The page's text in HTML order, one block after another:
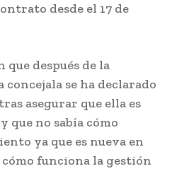
desde el 17 de
que después de la
se ha declarado
asegurar que ella es
que no sabía cómo
ya que es nueva en
funciona la gestión